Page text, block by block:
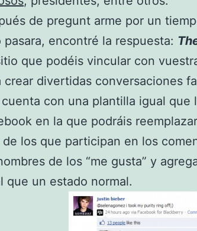
de pregunt arme por un
pasara, encontré la respuesta:
que podéis vincular con
crear divertidas conversaciones
con una plantilla igual que
en la que podráis
los que participan en los
de los “me gusta” y
que un estado normal.